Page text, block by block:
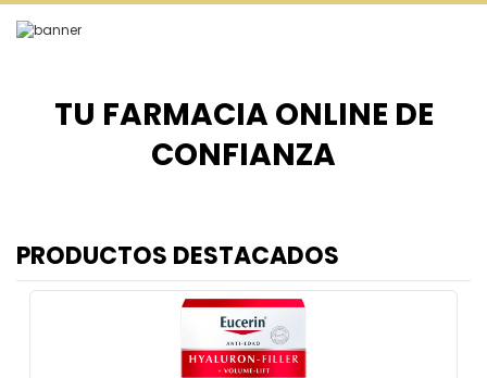
TU FARMACIA ONLINE DE
CONFIANZA
PRODUCTOS DESTACADOS